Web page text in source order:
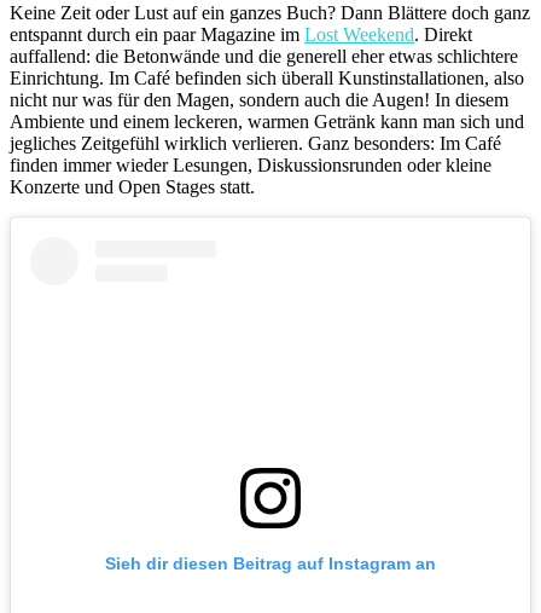
Keine Zeit oder Lust auf ein ganzes Buch? Dann Blättere doch ganz
entspannt durch ein paar Magazine im Lost Weekend. Direkt
auffallend: die Betonwände und die generell eher etwas schlichtere
Einrichtung. Im Café befinden sich überall Kunstinstallationen, also
nicht nur was für den Magen, sondern auch die Augen! In diesem
Ambiente und einem leckeren, warmen Getränk kann man sich und
jegliches Zeitgefühl wirklich verlieren. Ganz besonders: Im Café
finden immer wieder Lesungen, Diskussionsrunden oder kleine
Konzerte und Open Stages statt.
Sieh dir diesen Beitrag auf Instagram an